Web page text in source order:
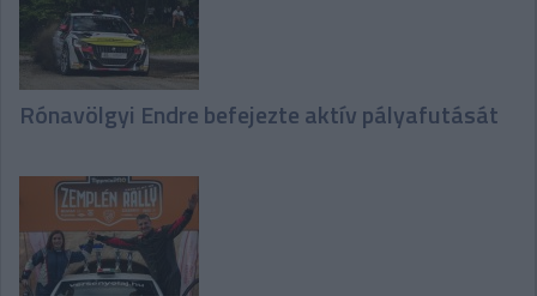
Rónavölgyi Endre befejezte aktív pályafutását